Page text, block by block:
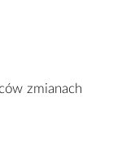
zmianach